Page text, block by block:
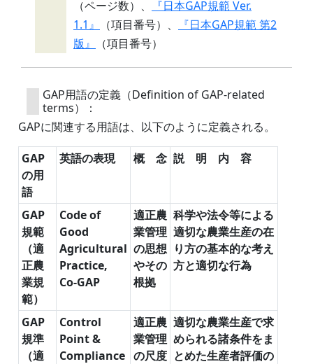
（ページ数）、
『日本GAP規範 Ver.
1.1』
（項目番号）、
『日本GAP規範 第2
版』
（項目番号）
GAP用語の定義（Definition of GAP-related
terms）：
GAPに関連する用語は、以下のように定義される。
GAP
の用
語
英語の表現 概 念 説 明 内 容
GAP
規範
（適
正農
業規
範）
Code of
Good
Agricultural
Practice,
Co-GAP
適正農
業管理
の思想
やその
根拠
科学や法令等による
適切な農業生産の在
り方の基本的な考え
方と適切な行為
GAP
規準
（適
Control
Point &
Compliance
適正農
業管理
の尺度
適切な農業生産で求
められる諸条件をま
とめた生産者評価の